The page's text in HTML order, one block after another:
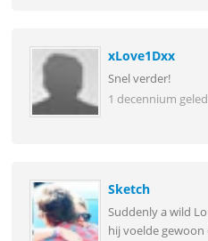
xLove1Dxx
Snel verder!
1 decennium
Sketch
Suddenly a wild
hij voelde gewoon